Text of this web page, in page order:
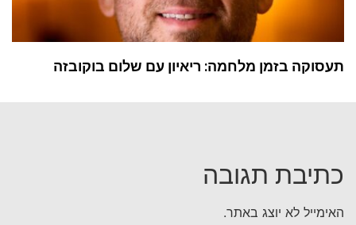
תעסוקה בזמן מלחמה: ריאיון עם שלום בוקובזה
כתיבת תגובה
האימייל לא יוצג באתר.